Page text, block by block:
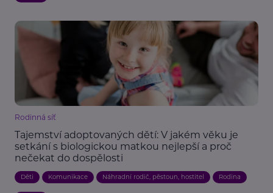
Rodinná síť
Tajemství adoptovaných dětí: V jakém věku je
setkání s biologickou matkou nejlepší a proč
nečekat do dospělosti
Děti Komunikace Náhradní rodič, pěstoun, hostitel Rodina